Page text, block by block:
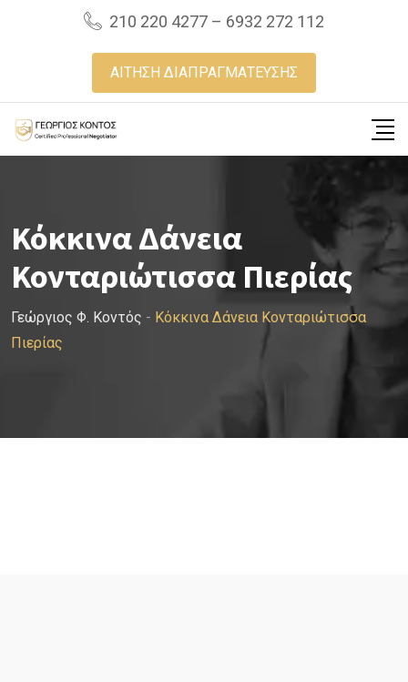
210 220 4277 – 6932 272 112
ΑΙΤΗΣΗ ΔΙΑΠΡΑΓΜΑΤΕΥΣΗΣ
Κόκκινα Δάνεια
Κονταριώτισσα Πιερίας
Γεώργιος Φ. Κοντός - Κόκκινα Δάνεια Κονταριώτισσα
Πιερίας